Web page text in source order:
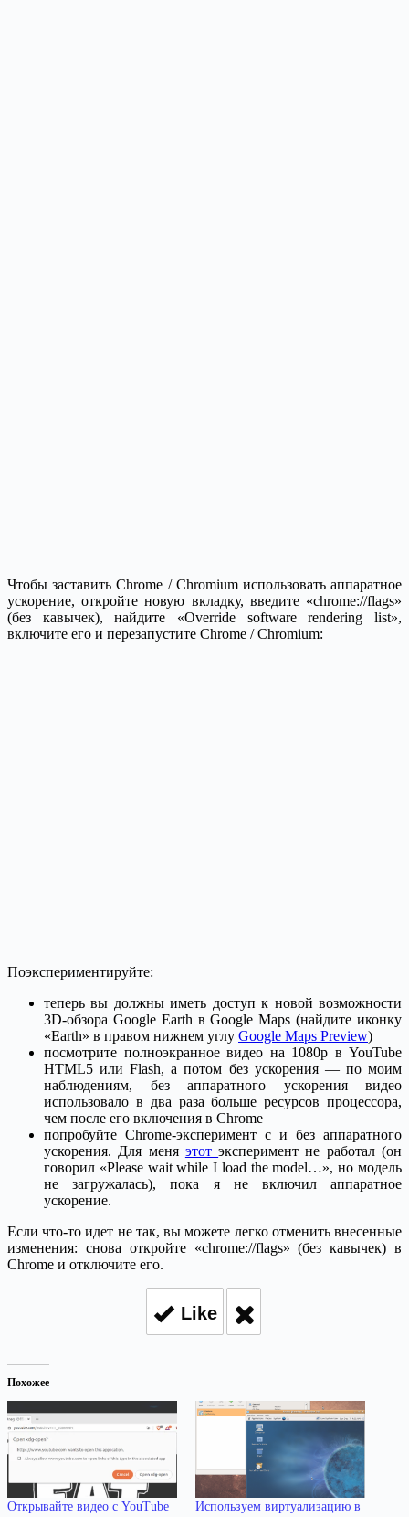
Чтобы заставить Chrome / Chromium использовать аппаратное
ускорение, откройте новую вкладку, введите «chrome://flags»
(без кавычек), найдите «Override software rendering list»,
включите его и перезапустите Chrome / Chromium:
Поэкспериментируйте:
теперь вы должны иметь доступ к новой возможности
3D-обзора Google Earth в Google Maps (найдите иконку
«Earth» в правом нижнем углу Google Maps Preview)
посмотрите полноэкранное видео на 1080p в YouTube
HTML5 или Flash, а потом без ускорения — по моим
наблюдениям, без аппаратного ускорения видео
использовало в два раза больше ресурсов процессора,
чем после его включения в Chrome
попробуйте Chrome-эксперимент с и без аппаратного
ускорения. Для меня этотэксперимент не работал (он
говорил «Please wait while I load the model…», но модель
не загружалась), пока я не включил аппаратное
ускорение.
Если что-то идет не так, вы можете легко отменить внесенные
изменения: снова откройте «chrome://flags» (без кавычек) в
Chrome и отключите его.
Like
Похожее
Открывайте видео с YouTube
Используем виртуализацию в